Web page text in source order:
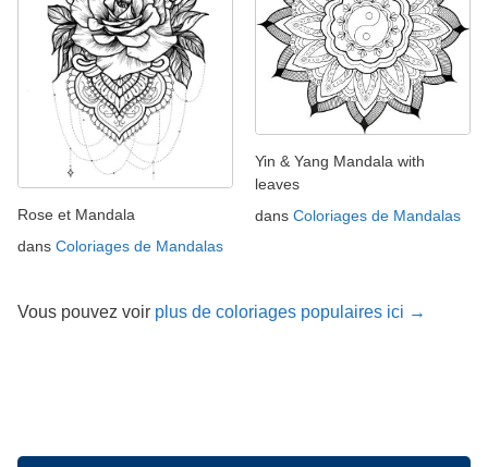
Rose et Mandala
dans Coloriages de Mandalas
Yin & Yang Mandala with
leaves
dans Coloriages de Mandalas
Vous pouvez voir plus de coloriages populaires ici →